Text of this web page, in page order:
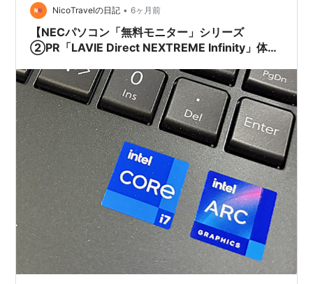
NicoTravelの日記 • 6ヶ月前
【NECパソコン「無料モニター」シリーズ
②PR「LAVIE Direct NEXTREME Infinity」体験
リングも可能！動画編集を外出先でもできる！